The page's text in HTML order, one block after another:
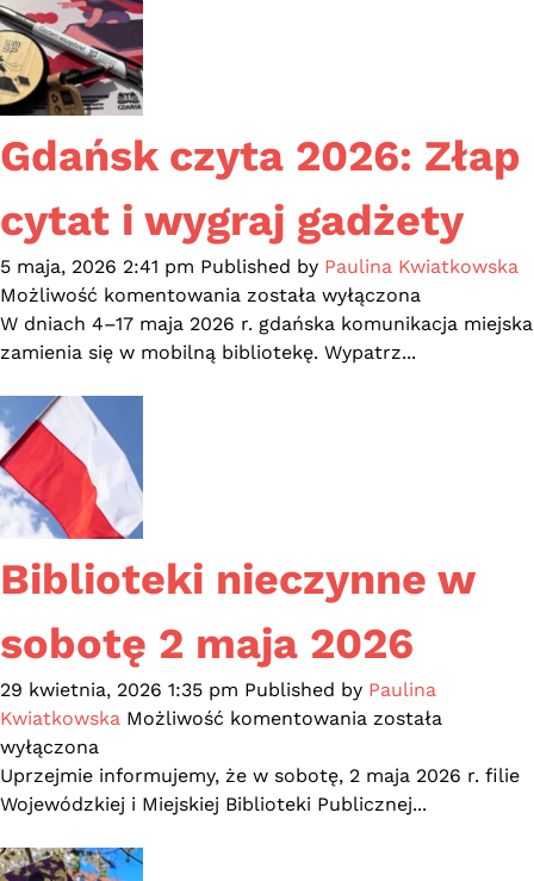
Gdańsk czyta 2026: Złap
cytat i wygraj gadżety
5 maja, 2026 2:41 pm Published by Paulina Kwiatkowska
Możliwość komentowania Gdańsk
czyta
2026:
została wyłączona
W dniach 4–17 maja 2026 r. gdańska komunikacja miejska
zamienia się w mobilną bibliotekę. Wypatrz...
Biblioteki nieczynne w
sobotę 2 maja 2026
29 kwietnia, 2026 1:35 pm Published by Paulina
Kwiatkowska Możliwość komentowania Biblioteki
w
sobotę
została
wyłączona
Uprzejmie informujemy, że w sobotę, 2 maja 2026 r. filie
Wojewódzkiej i Miejskiej Biblioteki Publicznej...